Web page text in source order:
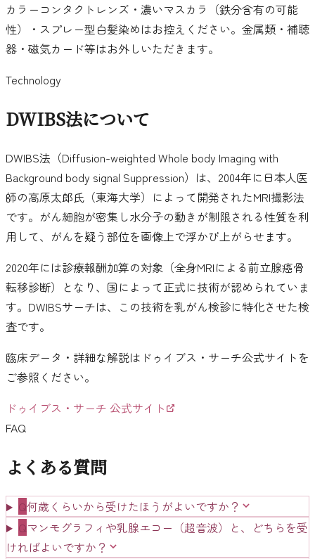
カラーコンタクトレンズ・濃いマスカラ（鉄分含有の可能
性）・スプレー型白髪染めはお控えください。金属類・補聴
器・磁気カード等はお外しいただきます。
Technology
DWIBS法について
DWIBS法（Diffusion-weighted Whole body Imaging with
Background body signal Suppression）は、2004年に日本人医
師の高原太郎氏（東海大学）によって開発されたMRI撮影法
です。がん細胞が密集し水分子の動きが制限される性質を利
用して、がんを疑う部位を画像上で浮かび上がらせます。
2020年には診療報酬加算の対象（全身MRIによる前立腺癌骨
転移診断）となり、国によって正式に技術が認められていま
す。DWIBSサーチは、この技術を乳がん検診に特化させた検
査です。
臨床データ・詳細な解説はドゥイブス・サーチ公式サイトを
ご参照ください。
ドゥイブス・サーチ 公式サイト
FAQ
よくある質問
Q何歳くらいから受けたほうがよいですか？
Qマンモグラフィや乳腺エコー（超音波）と、どちらを受
ければよいですか？